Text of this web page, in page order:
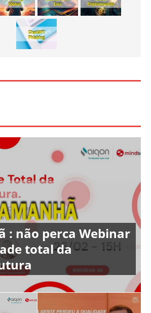
: não perca Webinar
total da